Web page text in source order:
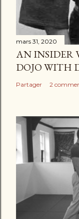
mars 31, 2020
AN INSIDER
DOJO WITH
Partager 2